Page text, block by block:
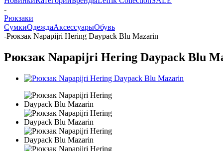
-
Рюкзаки
СумкиОдеждаАксессуарыОбувь
-Рюкзак Napapijri Hering Daypack Blu Mazarin
Рюкзак Napapijri Hering Daypack Blu